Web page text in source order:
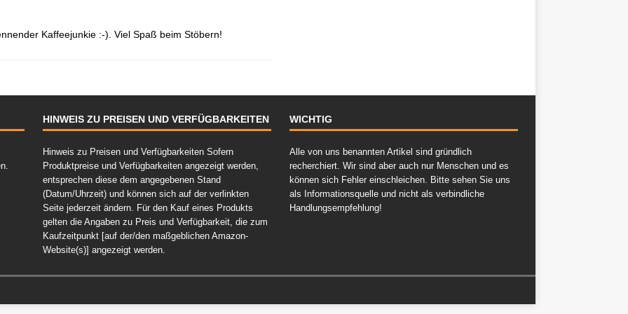
Kaffeejunkie :-). Viel Spaß beim Stöbern!
HINWEIS ZU PREISEN UND VERFÜGBARKEITEN
Hinweis zu Preisen und Verfügbarkeiten Sofern
Produktpreise und Verfügbarkeiten angezeigt werden,
entsprechen diese dem angegebenen Stand
(Datum/Uhrzeit) und können sich auf der verlinkten
Seite jederzeit ändern. Für den Kauf eines Produkts
gelten die Angaben zu Preis und Verfügbarkeit, die zum
Kaufzeitpunkt [auf der/den maßgeblichen Amazon-
Website(s)] angezeigt werden.
WICHTIG
Alle von uns benannten Artikel sind gründlich
recherchiert. Wir sind aber auch nur Menschen und es
können sich Fehler einschleichen. Bitte sehen Sie uns
als Informationsquelle und nicht als verbindliche
Handlungsempfehlung!